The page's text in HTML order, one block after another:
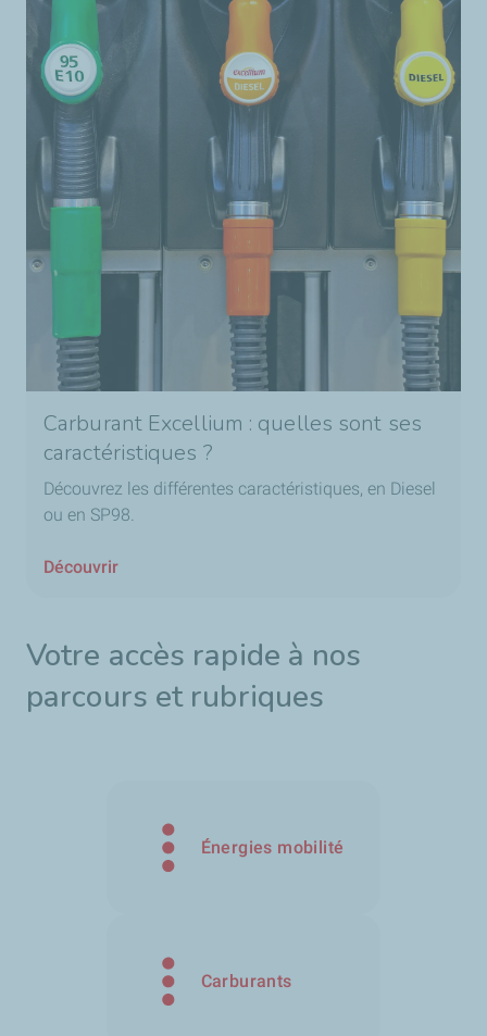
Carburant Excellium : quelles sont ses
caractéristiques ?
Découvrez les différentes caractéristiques, en Diesel
ou en SP98.
Découvrir
Votre accès rapide à nos
parcours et rubriques
Énergies mobilité
Carburants